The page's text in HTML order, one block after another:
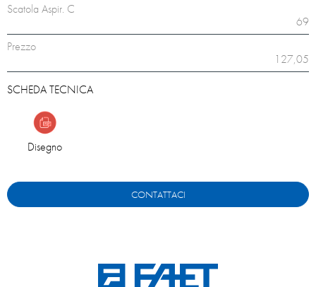
Scatola Aspir. C
69
Prezzo
127,05
SCHEDA TECNICA
Disegno
CONTATTACI